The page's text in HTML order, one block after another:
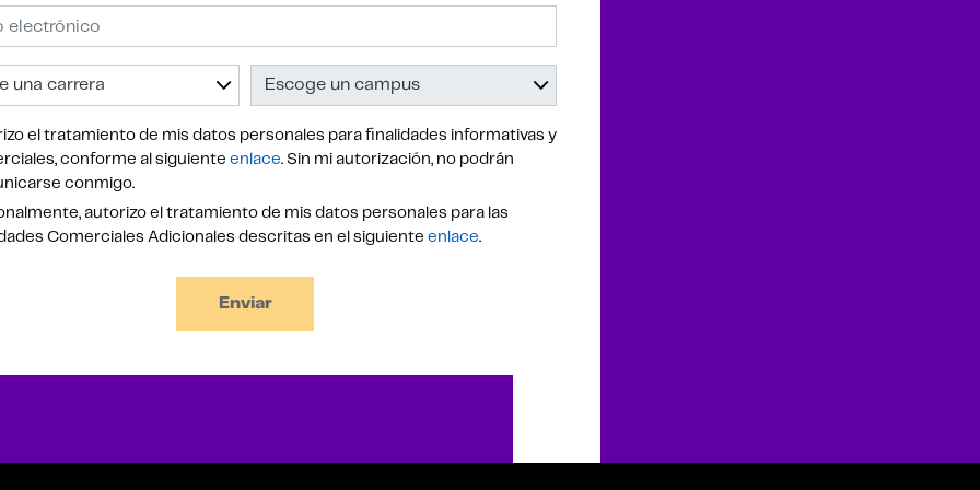
el tratamiento de mis datos personales para finalidades informativas y
conforme al siguiente enlace. Sin mi autorización, no podrán
conmigo.
autorizo el tratamiento de mis datos personales para las
Comerciales Adicionales descritas en el siguiente enlace.
Enviar